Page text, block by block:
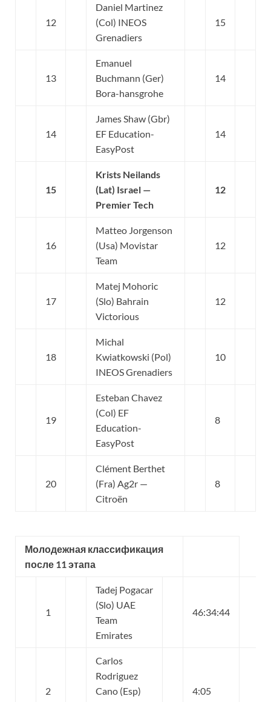
12
Daniel Martinez
(Col) INEOS
Grenadiers
15
13
Emanuel
Buchmann (Ger)
Bora-hansgrohe
14
14
James Shaw (Gbr)
EF Education-
EasyPost
14
15
Krists Neilands
(Lat) Israel —
Premier Tech
12
16
Matteo Jorgenson
(Usa) Movistar
Team
12
17
Matej Mohoric
(Slo) Bahrain
Victorious
12
18
Michal
Kwiatkowski (Pol)
INEOS Grenadiers
10
19
Esteban Chavez
(Col) EF
Education-
EasyPost
8
20
Clément Berthet
(Fra) Ag2r —
Citroën
8
Молодежная классификация
после 11 этапа
1
Tadej Pogacar
(Slo) UAE
Team
Emirates
46:34:44
2
Carlos
Rodriguez
Cano (Esp)
4:05